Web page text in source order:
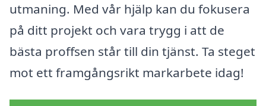
utmaning. Med vår hjälp kan du fokusera
på ditt projekt och vara trygg i att de
bästa proffsen står till din tjänst. Ta steget
mot ett framgångsrikt markarbete idag!